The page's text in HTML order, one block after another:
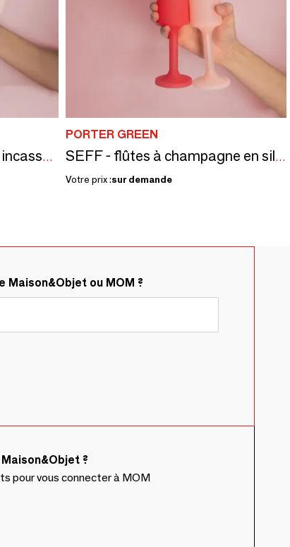
MECC - coupes à cocktail incassables en silicone
PORTER GREEN
SEFF - flûtes à champagne en silicone incassables
Votre prix :sur demande
Maison&Objet ou MOM ?
?
pour vous connecter à MOM